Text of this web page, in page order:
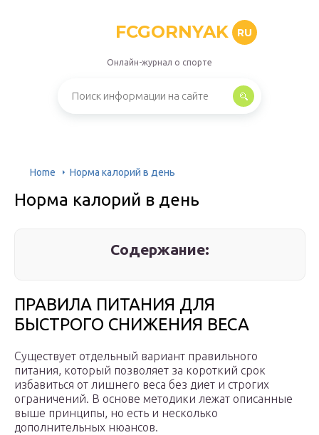
FCGORNYAK RU
Онлайн-журнал о спорте
Home Норма калорий в день
Норма калорий в день
Содержание:
ПРАВИЛА ПИТАНИЯ ДЛЯ
БЫСТРОГО СНИЖЕНИЯ ВЕСА
Существует отдельный вариант правильного
питания, который позволяет за короткий срок
избавиться от лишнего веса без диет и строгих
ограничений. В основе методики лежат описанные
выше принципы, но есть и несколько
дополнительных нюансов.